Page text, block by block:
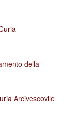
della
Arcivescovile